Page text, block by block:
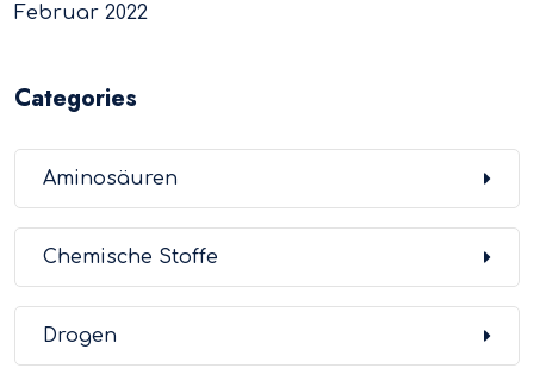
Februar 2022
Categories
Aminosäuren
Chemische Stoffe
Drogen